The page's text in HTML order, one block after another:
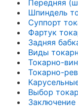
Передняя
Шпиндель
Суппорт
Фартук
Задняя
Виды
Токарно-
Токарно-
Выбор
Заключение